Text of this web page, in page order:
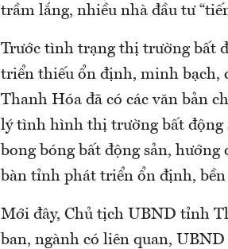
trầm lắng, nhiều nhà đầu tư
Trước tình trạng thị trường bất
triển thiếu ổn định, minh bạch,
Thanh Hóa đã có các văn bản
lý tình hình thị trường bất động
bong bóng bất động sản,
bàn tỉnh phát triển ổn định,
Mới đây, Chủ tịch UBND tỉnh
ban, ngành có liên quan,